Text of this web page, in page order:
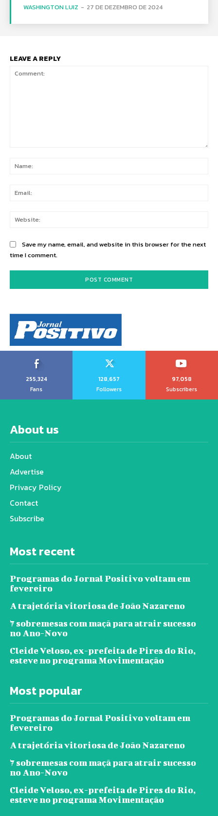
WASHINGTON LUIZ - 27 DE DEZEMBRO DE 2024
LEAVE A REPLY
Save my name, email, and website in this browser for the next
time I comment.
255,324
Fans
128,657
Followers
97,058
Subscribers
About us
About
Advertise
Privacy Policy
Contact
Subscribe
Most recent
Programas do Jornal Positivo voltam em
fevereiro
A trajetória vitoriosa de João Nazareno
7 sobremesas com maçã para atrair sucesso
no Ano-Novo
Cleide Veloso, ex-prefeita de Pires do Rio,
esteve no programa Movimentação
Most popular
Programas do Jornal Positivo voltam em
fevereiro
A trajetória vitoriosa de João Nazareno
7 sobremesas com maçã para atrair sucesso
no Ano-Novo
Cleide Veloso, ex-prefeita de Pires do Rio,
esteve no programa Movimentação